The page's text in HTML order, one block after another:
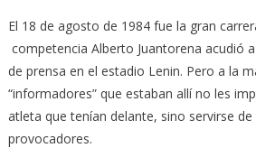
El 18 de agosto de 1984 fue la gran
competencia Alberto Juantorena acudió
de prensa en el estadio Lenin. Pero a la
“informadores” que estaban allí no les
atleta que tenían delante, sino servirse
provocadores.